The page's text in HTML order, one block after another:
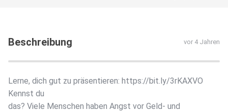
Beschreibung vor 4 Jahren
Lerne, dich gut zu präsentieren: https://bit.ly/3rKAXVO
Kennst du
das? Viele Menschen haben Angst vor Geld- und